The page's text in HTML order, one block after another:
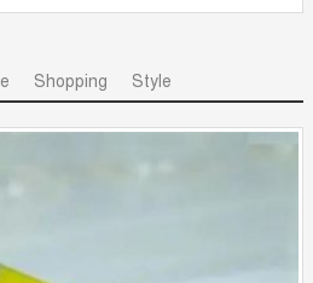
Shopping Style